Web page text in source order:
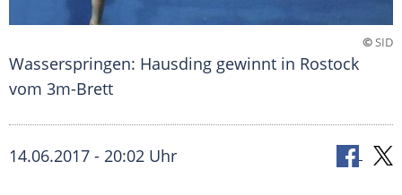
©SID
Wasserspringen: Hausding gewinnt in Rostock
vom 3m-Brett
14.06.2017 - 20:02 Uhr